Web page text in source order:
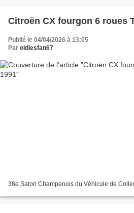
Citroën CX fourgon 6 roues
Publié le 04/04/2026 à 13:05
Par oldiesfan67
38e Salon Champenois du Véhicule de